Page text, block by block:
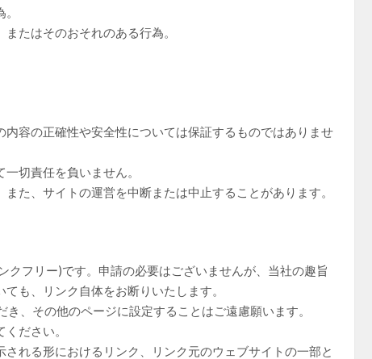
たはそのおそれのある行為。
容の正確性や安全性については保証するものではありませ
切責任を負いません。
た、サイトの運営を中断または中止することがあります。
フリー)です。申請の必要はございませんが、当社の趣旨
も、リンク自体をお断りいたします。
、その他のページに設定することはご遠慮願います。
ださい。
れる形におけるリンク、リンク元のウェブサイトの一部と